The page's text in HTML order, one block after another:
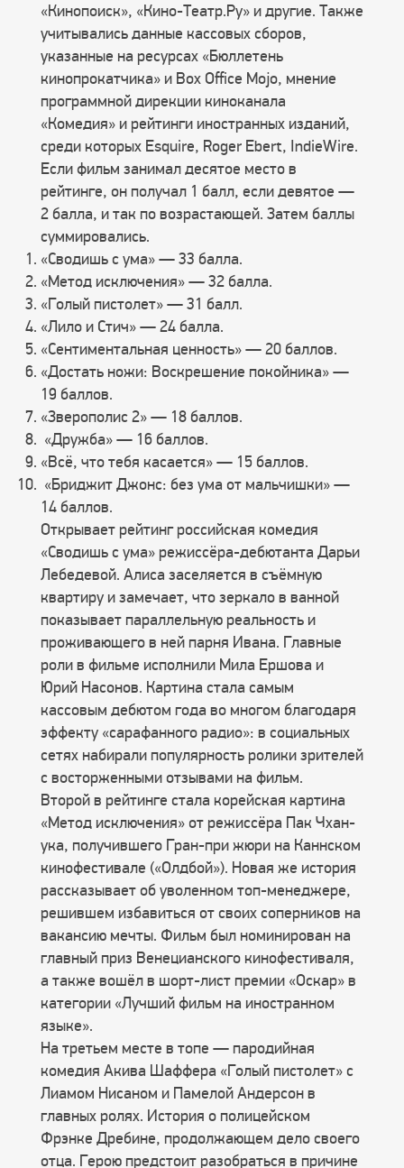
«Кинопоиск», «Кино-Театр.Ру» и другие. Также
учитывались данные кассовых сборов,
указанные на ресурсах «Бюллетень
кинопрокатчика» и Box Office Mojo, мнение
программной дирекции киноканала
«Комедия» и рейтинги иностранных изданий,
среди которых Esquire, Roger Ebert, IndieWire.
Если фильм занимал десятое место в
рейтинге, он получал 1 балл, если девятое —
2 балла, и так по возрастающей. Затем баллы
суммировались.
«Сводишь с ума» — 33 балла.
«Метод исключения» — 32 балла.
«Голый пистолет» — 31 балл.
«Лило и Стич» — 24 балла.
«Сентиментальная ценность» — 20 баллов.
«Достать ножи: Воскрешение покойника» —
19 баллов.
«Зверополис 2» — 18 баллов.
«Дружба» — 16 баллов.
«Всё, что тебя касается» — 15 баллов.
«Бриджит Джонс: без ума от мальчишки» —
14 баллов.
Открывает рейтинг российская комедия
«Сводишь с ума» режиссёра-дебютанта Дарьи
Лебедевой. Алиса заселяется в съёмную
квартиру и замечает, что зеркало в ванной
показывает параллельную реальность и
проживающего в ней парня Ивана. Главные
роли в фильме исполнили Мила Ершова и
Юрий Насонов. Картина стала самым
кассовым дебютом года во многом благодаря
эффекту «сарафанного радио»: в социальных
сетях набирали популярность ролики зрителей
с восторженными отзывами на фильм.
Второй в рейтинге стала корейская картина
«Метод исключения» от режиссёра Пак Чхан-
ука, получившего Гран-при жюри на Каннском
кинофестивале («Олдбой»). Новая же история
рассказывает об уволенном топ-менеджере,
решившем избавиться от своих соперников на
вакансию мечты. Фильм был номинирован на
главный приз Венецианского кинофестиваля,
а также вошёл в шорт-лист премии «Оскар» в
категории «Лучший фильм на иностранном
языке».
На третьем месте в топе — пародийная
комедия Акива Шаффера «Голый пистолет» с
Лиамом Нисаном и Памелой Андерсон в
главных ролях. История о полицейском
Фрэнке Дребине, продолжающем дело своего
отца. Герою предстоит разобраться в причине